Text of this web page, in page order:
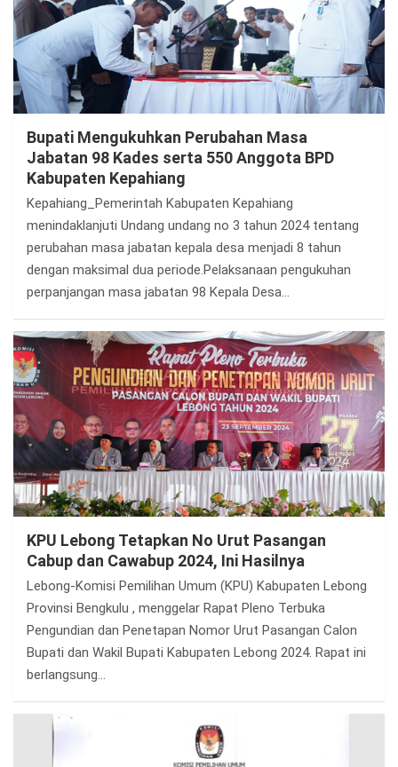
Bupati Mengukuhkan Perubahan Masa
Jabatan 98 Kades serta 550 Anggota BPD
Kabupaten Kepahiang
Kepahiang_Pemerintah Kabupaten Kepahiang
menindaklanjuti Undang undang no 3 tahun 2024 tentang
perubahan masa jabatan kepala desa menjadi 8 tahun
dengan maksimal dua periode.Pelaksanaan pengukuhan
perpanjangan masa jabatan 98 Kepala Desa…
KPU Lebong Tetapkan No Urut Pasangan
Cabup dan Cawabup 2024, Ini Hasilnya
Lebong-Komisi Pemilihan Umum (KPU) Kabupaten Lebong
Provinsi Bengkulu , menggelar Rapat Pleno Terbuka
Pengundian dan Penetapan Nomor Urut Pasangan Calon
Bupati dan Wakil Bupati Kabupaten Lebong 2024. Rapat ini
berlangsung…